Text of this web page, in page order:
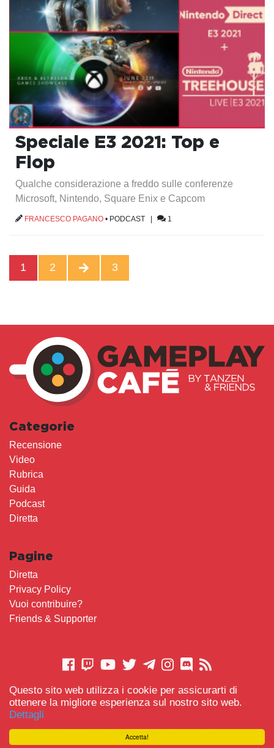
Accetta!
Questo sito web utilizza i cookie per assicurarti di
ottenere la migliore esperienza sul nostro sito web.
Dettagli
Speciale E3 2021: Top e
Flop
Qualche considerazione a freddo sulle conferenze
Microsoft, Nintendo, Square Enix e Capcom
FRANCESCO PAGANO • PODCAST | 1
1 2 3
Categorie
Recensione
Video
Rubrica
Guida
Podcast
Diretta
Pagine
Diretta
Privacy Policy
Vuoi contribuire?
Friends & Supporter
CONTATTACI
© 2021 Gameplay.Cafe made with Scemo chi Legge-
#TeamBidet